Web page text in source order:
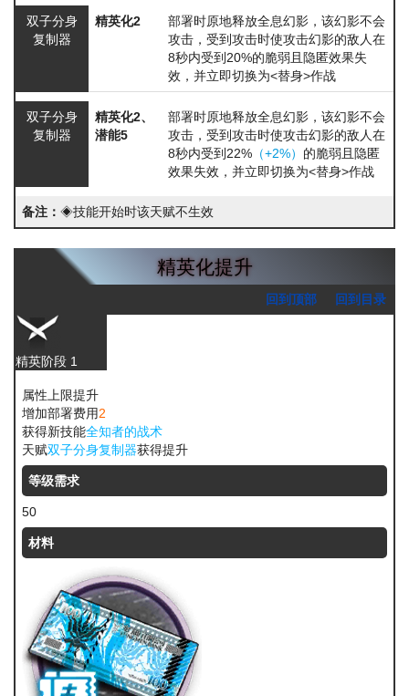
双子分身
复制器
精英化2
部署时原地释放全息幻影，该幻影不会
攻击，受到攻击时使攻击幻影的敌人在
8秒内受到20%的脆弱且隐匿效果失
效，并立即切换为<替身>作战
双子分身
复制器
精英化2、
潜能5
部署时原地释放全息幻影，该幻影不会
攻击，受到攻击时使攻击幻影的敌人在
8秒内受到22% （+2%） 的脆弱且隐匿
效果失效，并立即切换为<替身>作战
备注： ◈技能开始时该天赋不生效
精英化提升
回到顶部 回到目录
精英阶段 1
属性上限提升
增加部署费用2
获得新技能全知者的战术
天赋双子分身复制器获得提升
等级需求
50
材料